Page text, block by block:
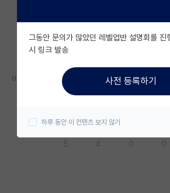
자유 게시판(아무개랩)
미국 유학 게시판
미국 대학원 합격 후기 게시판
대학원생 모집 게시판
연구실(PI) 홍보 게시판
아무도 연구를 하지 않는 랩은 오히려 연구를 하는
그동안 문의가 많았던 레벨업반 설명회를
시 링크 발송
사전 등록하기
하루 동안 이 컨텐츠 보지 않기